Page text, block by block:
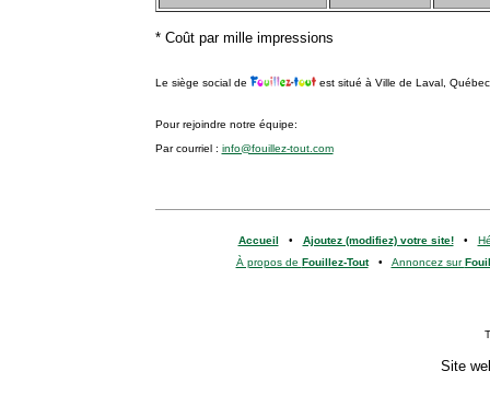
* Coût par mille impressions
Le siège social de est situé à Ville de Laval,
Pour rejoindre notre équipe:
Par courriel : info@fouillez-tout.com
Accueil • Ajoutez (modifiez) votre site!•
À propos de Fouillez-Tout• Annoncez sur
Site